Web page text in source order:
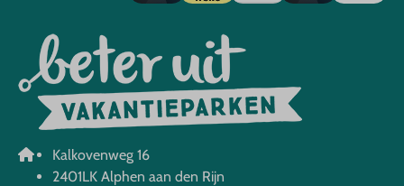
Kalkovenweg 16
2401LK Alphen aan den Rijn